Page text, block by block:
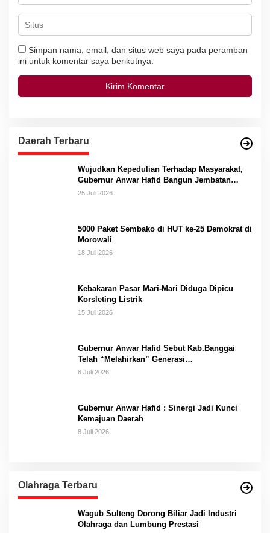
Simpan nama, email, dan situs web saya pada peramban
ini untuk komentar saya berikutnya.
Daerah Terbaru
Wujudkan Kepedulian Terhadap Masyarakat,
Gubernur Anwar Hafid Bangun Jembatan
Gantung Masungkang dengan Dana Pribadi
25 Juli 2026
5000 Paket Sembako di HUT ke-25 Demokrat di
Morowali
18 Juli 2026
Kebakaran Pasar Mari-Mari Diduga Dipicu
Korsleting Listrik
15 Juli 2026
Gubernur Anwar Hafid Sebut Kab.Banggai
Telah “Melahirkan” Generasi…
8 Juli 2026
Gubernur Anwar Hafid : Sinergi Jadi Kunci
Kemajuan Daerah
8 Juli 2026
Olahraga Terbaru
Wagub Sulteng Dorong Biliar Jadi Industri
Olahraga dan Lumbung Prestasi